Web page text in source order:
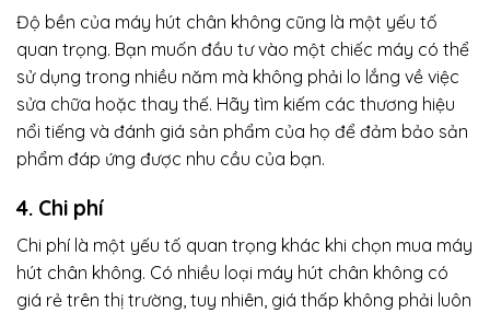
Độ bền của máy hút chân không cũng là một yếu tố
quan trọng. Bạn muốn đầu tư vào một chiếc máy có thể
sử dụng trong nhiều năm mà không phải lo lắng về việc
sửa chữa hoặc thay thế. Hãy tìm kiếm các thương hiệu
nổi tiếng và đánh giá sản phẩm của họ để đảm bảo sản
phẩm đáp ứng được nhu cầu của bạn.
4. Chi phí
Chi phí là một yếu tố quan trọng khác khi chọn mua máy
hút chân không. Có nhiều loại máy hút chân không có
giá rẻ trên thị trường, tuy nhiên, giá thấp không phải luôn